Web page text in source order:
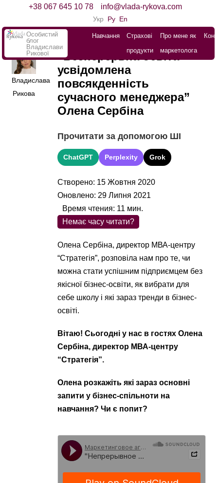
+38 067 645 10 78 info@vlada-rykova.com
Укр Ру En
Особистий
блог
Владислави
Рикової
Навчання
Страхові
продукти
Про мене як
маркетолога
Владислава
Рикова
“Безперервна освіта –
усвідомлена
повсякденність
сучасного менеджера”
Олена Сербіна
Прочитати за допомогою ШІ
ChatGPT Perplexity Grok
Створено: 15 Жовтня 2020
Оновлено: 29 Липня 2021
Немає часу читати?
Время чтения: 11 мин.
Олена Сербіна, директор МВА-центру
“Стратегія”, розповіла нам про те, чи
можна стати успішним підприємцем без
якісної бізнес-освіти, як вибрати для
себе школу і які зараз тренди в бізнес-
освіті.
Вітаю! Сьогодні у нас в гостях Олена
Сербіна, директор МВА-центру
“Стратегія”.
Олена розкажіть які зараз основні
запити у бізнес-спільноти на
навчання? Чи є попит?